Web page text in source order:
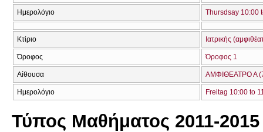
Ημερολόγιο Thursdsay 10:00
Κτίριο Ιατρικής
Όροφος Όροφος 1
Αίθουσα ΑΜΦΙΘΕΑΤΡΟ Α
Ημερολόγιο Freitag 10:00 to
Τύπος Μαθήματος 2011-2015